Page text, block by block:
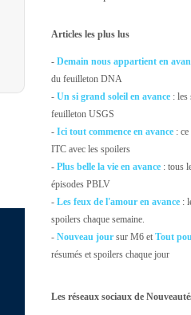
Articles les plus lus
-Demain nous appartient en
du feuilleton DNA
-Un si grand soleil en avance : les
feuilleton USGS
-Ici tout commence en avance :
ITC avec les spoilers
- Plus belle la vie en avance : tous
épisodes PBLV
-Les feux de l'amour en avance :
spoilers chaque semaine.
-Nouveau jour sur M6 etTout
résumés et spoilers chaque jour
Les réseaux sociaux de